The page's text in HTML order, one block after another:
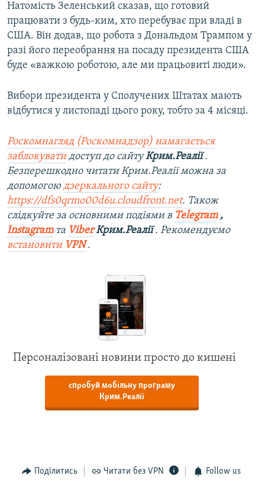
Натомість Зеленський сказав, що готовий
працювати з будь-ким, хто перебуває при владі в
США. Він додав, що робота з Дональдом Трампом у
разі його переобрання на посаду президента США
буде «важкою роботою, але ми працьовиті люди».
Вибори президента у Сполучених Штатах мають
відбутися у листопаді цього року, тобто за 4 місяці.
Роскомнагляд (Роскомнадзор) намагається
заблокуватидоступ до сайтуКрим.Реалії.
Безперешкодно читати Крим.Реалії можна за
допомогою дзеркального сайту:
https://dfs0qrmo00d6u.cloudfront.net. Також
слідкуйте за основними подіями в Telegram,
Instagramта ViberКрим.Реалії. Рекомендуємо
встановити VPN.
Персоналізовані новини просто до кишені
спробуй мобільну програму
Крим.Реалії
Поділитись Читати без VPN Follow us